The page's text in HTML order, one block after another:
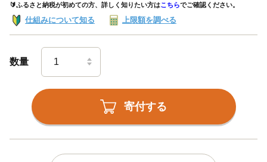
🔰ふるさと納税が初めての方、詳しく知りたい方はこちらでご確認ください。
仕組みについて知る 上限額を調べる
数量
寄付する